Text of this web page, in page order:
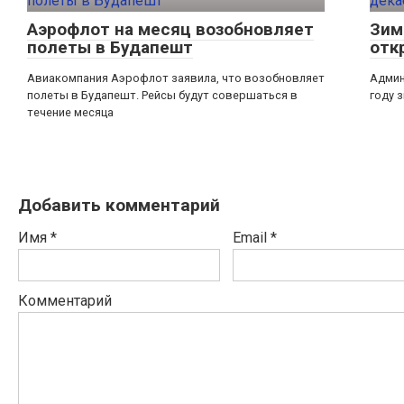
Аэрофлот на месяц возобновляет
полеты в Будапешт
Авиакомпания Аэрофлот заявила, что возобновляет
полеты в Будапешт. Рейсы будут совершаться в
течение месяца
году
Добавить комментарий
Имя * Email *
Комментарий